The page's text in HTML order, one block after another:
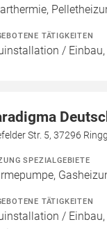
TÄTIGKEITEN
/
Str. 5, 37296
SPEZIALGEBIETE
TÄTIGKEITEN
/